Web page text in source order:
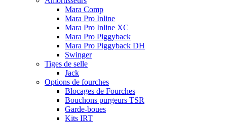
Mara Comp
Mara Pro Inline
Mara Pro Inline XC
Mara Pro Piggyback
Mara Pro Piggyback DH
Swinger
Tiges de selle
Jack
Options de fourches
Blocages de Fourches
Bouchons purgeurs TSR
Garde-boues
Kits IRT